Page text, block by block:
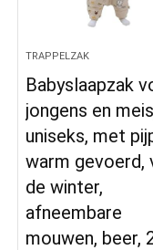
TRAPPELZAK
Babyslaapzak
jongens en
uniseks, met
warm gevoerd,
de winter,
afneembare
mouwen, beer,